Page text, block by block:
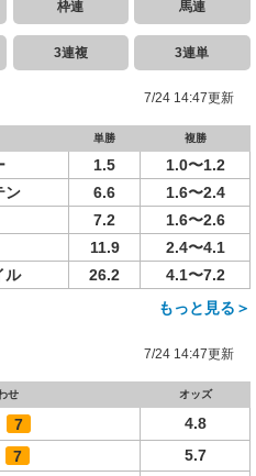
枠連 馬連
3連複 3連単
7/24 14:47更新
単勝 複勝
1.5
1.0〜1.2
ン 6.6
1.6〜2.4
7.2
1.6〜2.6
11.9
2.4〜4.1
ル 26.2
4.1〜7.2
もっと見る＞
7/24 14:47更新
せ オッズ
7
4.8
7
5.7